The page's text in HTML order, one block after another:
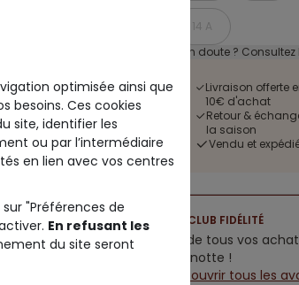
14 A
Un doute ? Consultez
Livraison offerte
10€ d'achat
Retour &
la saison
Vendu et
CLUB FIDÉLITÉ
5% de tous vos
cagnotte !
Découvrir tous les
optimisée ainsi que
besoins. Ces cookies
site, identifier les
ou par l’intermédiaire
en lien avec vos centres
sur "Préférences de
En refusant les
du site seront